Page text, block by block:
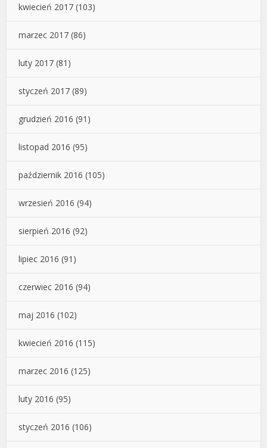
kwiecień 2017 (103)
marzec 2017 (86)
luty 2017 (81)
styczeń 2017 (89)
grudzień 2016 (91)
listopad 2016 (95)
październik 2016 (105)
wrzesień 2016 (94)
sierpień 2016 (92)
lipiec 2016 (91)
czerwiec 2016 (94)
maj 2016 (102)
kwiecień 2016 (115)
marzec 2016 (125)
luty 2016 (95)
styczeń 2016 (106)